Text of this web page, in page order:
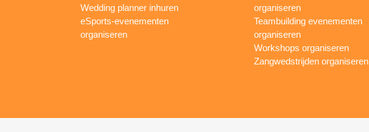
Wedding planner inhuren
eSports-evenementen
organiseren
organiseren
Teambuilding evenementen
organiseren
Workshops organiseren
Zangwedstrijden organiseren